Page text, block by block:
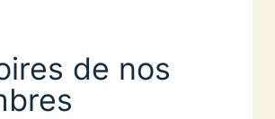
de nos